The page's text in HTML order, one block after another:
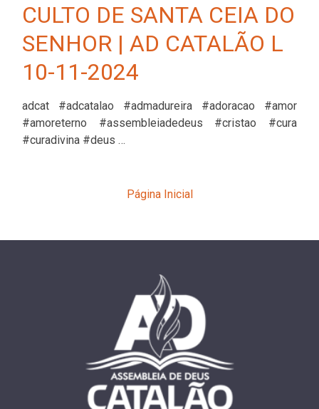
CULTO DE SANTA CEIA DO
SENHOR | AD CATALÃO L
10-11-2024
adcat #adcatalao #admadureira #adoracao #amor
#amoreterno #assembleiadedeus #cristao #cura
#curadivina #deus …
Página Inicial